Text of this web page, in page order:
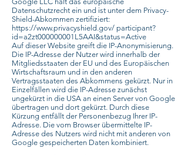
Datenschutzrecht ein und ist unter dem Privacy-
Shield-Abkommen zertifiziert:
https://www.privacyshield.gov/ participant?
id=a2zt000000001L5AAI&status=Active
Auf dieser Website greift die IP-Anonymisierung.
Die IP-Adresse der Nutzer wird innerhalb der
Mitgliedsstaaten der EU und des Europäischen
Wirtschaftsraum und in den anderen
Vertragsstaaten des Abkommens gekürzt. Nur in
Einzelfällen wird die IP-Adresse zunächst
ungekürzt in die USA an einen Server von Google
übertragen und dort gekürzt. Durch diese
Kürzung entfällt der Personenbezug Ihrer IP-
Adresse. Die vom Browser übermittelte IP-
Adresse des Nutzers wird nicht mit anderen von
Google gespeicherten Daten kombiniert.